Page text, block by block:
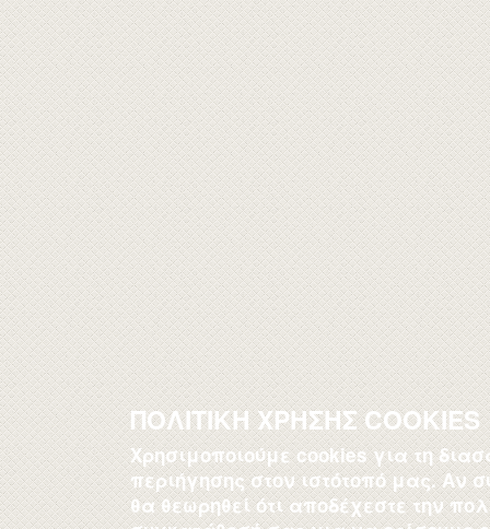
ΠΟΛΙΤΙΚΗ ΧΡΗΣΗΣ COOKIES
Χρησιμοποιούμε cookies για τη
περιήγησης στον ιστότοπό μας. Αν
θα θεωρηθεί ότι αποδέχεστε την